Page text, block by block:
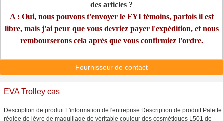
des articles ?
A : Oui, nous pouvons t'envoyer le FYI témoins, parfois il est
libre, mais j'ai peur que vous devriez payer l'expédition, et nous
rembourserons cela après que vous confirmiez l'ordre.
Fournisseur de contact
EVA Trolley cas
Description de produit L'information de l'entreprise Description de produit Palette
réglée de lèvre de maquillage de véritable couleur des cosmétiques L501 de